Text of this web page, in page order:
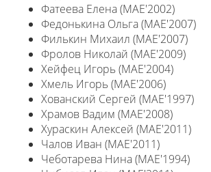
Фатеева Елена (MAE'2002)
Федонькина Ольга (MAE'2007)
Филькин Михаил (MAE'2007)
Фролов Николай (MAE'2009)
Хейфец Игорь (MAE'2004)
Хмель Игорь (MAE'2006)
Хованский Сергей (MAE'1997)
Храмов Вадим (MAE'2008)
Хураскин Алексей (MAE'2011)
Чалов Иван (MAE'2011)
Чеботарева Нина (MAE'1994)